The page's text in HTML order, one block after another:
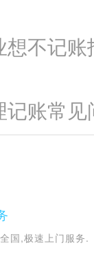
想不记
账常
国,极速上门服务.